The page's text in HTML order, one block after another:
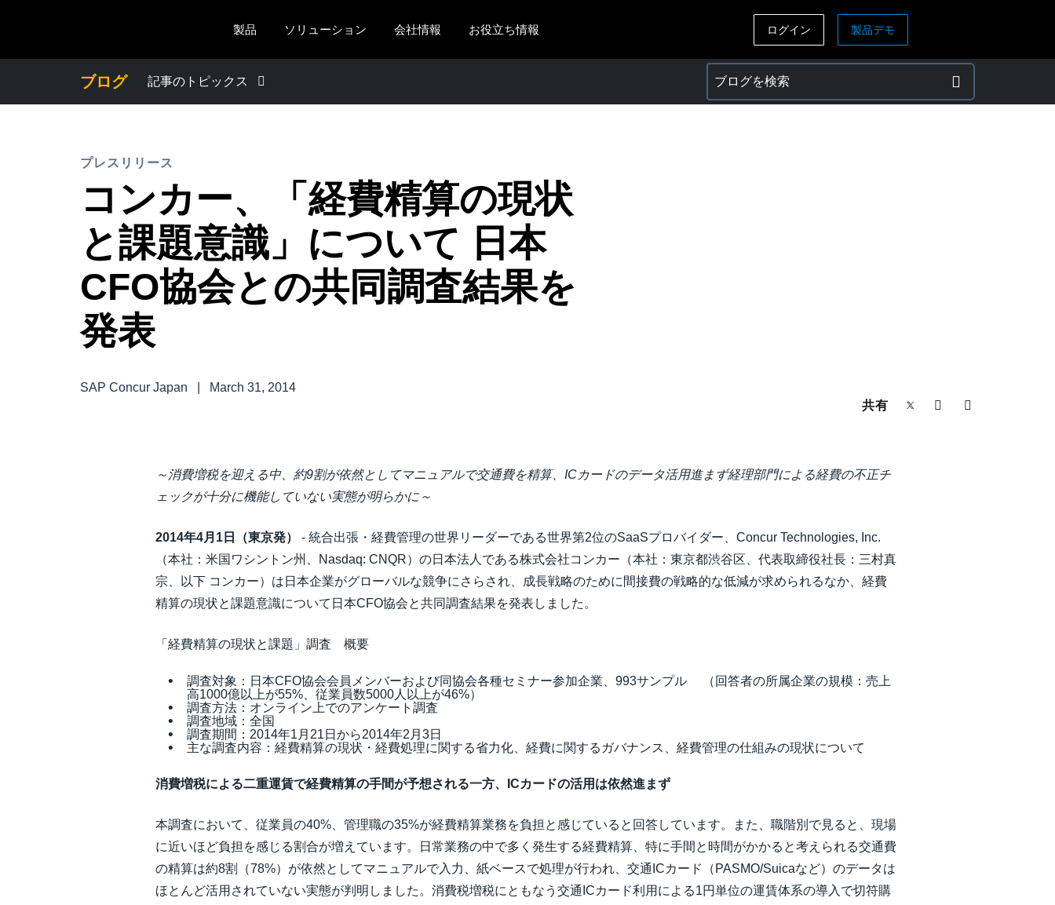
製品
ソリューション 会社情報 お役立ち情報
Canada (Français)
México (Español)
Brasil (Português)
ASIA PACIFIC
ログイン 製品デモ
ブログ 記事のトピックス
電子帳簿保存法・インボイス制度
経理・総務の豆知識
働きかた改革
自治体・公共機関・教育機関等
プレスリリース
コンカー、「経費精算の現状
と課題意識」について 日本
CFO協会との共同調査結果を
発表
SAP Concur Japan
March 31, 2014
共有
～消費増税を迎える中、約9割が依然としてマニュアルで交通費を精算、ICカードのデータ活用進まず経理部門による経費の不正チ
ェックが十分に機能していない実態が明らかに～
2014年4月1日（東京発）
- 統合出張・経費管理の世界リーダーである世界第2位のSaaSプロバイダー、Concur Technologies, Inc.
（本社：米国ワシントン州、Nasdaq: CNQR）の日本法人である株式会社コンカー（本社：東京都渋谷区、代表取締役社長：三村真
宗、以下 コンカー）は日本企業がグローバルな競争にさらされ、成長戦略のために間接費の戦略的な低減が求められるなか、経費
精算の現状と課題意識について日本CFO協会と共同調査結果を発表しました。
「経費精算の現状と課題」調査 概要
調査対象：日本CFO協会会員メンバーおよび同協会各種セミナー参加企業、993サンプル （回答者の所属企業の規模：売上
高1000億以上が55%、従業員数5000人以上が46%）
調査方法：オンライン上でのアンケート調査
調査地域：全国
調査期間：2014年1月21日から2014年2月3日
主な調査内容：経費精算の現状・経費処理に関する省力化、経費に関するガバナンス、経費管理の仕組みの現状について
消費増税による二重運賃で経費精算の手間が予想される一方、ICカードの活用は依然進まず
本調査において、従業員の40%、管理職の35%が経費精算業務を負担と感じていると回答しています。また、職階別で見ると、現場
に近いほど負担を感じる割合が増えています。日常業務の中で多く発生する経費精算、特に手間と時間がかかると考えられる交通費
の精算は約8割（78%）が依然としてマニュアルで入力、紙ベースで処理が行われ、交通ICカード（PASMO/Suicaなど）のデータは
ほとんど活用されていない実態が判明しました。消費税増税にともなう交通ICカード利用による1円単位の運賃体系の導入で切符購